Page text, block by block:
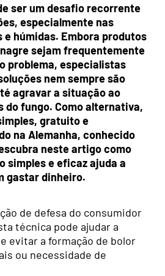
ser um desafio recorrente
especialmente nas
húmidas. Embora produtos
sejam frequentemente
problema, especialistas
nem sempre são
agravar a situação ao
do fungo. Como alternativa,
gratuito e
na Alemanha, conhecido
neste artigo como
simples e eficaz ajuda a
gastar dinheiro.
de defesa do consumidor
técnica pode ajudar a
evitar a formação de bolor
ou necessidade de